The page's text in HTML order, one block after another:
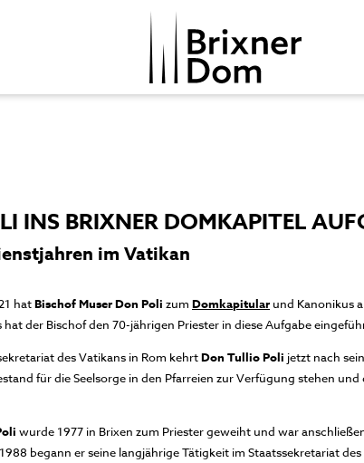
INS BRIXNER DOMKAPITEL
im Vatikan
hatBischof Muser Don Poli zum Domkapitular und Kanonikus
der Bischof den 70-jährigen Priester in diese Aufgabe
des Vatikans in Rom kehrtDon Tullio Poli jetzt nach
für die Seelsorge in den Pfarreien zur Verfügung stehen
wurde 1977 in Brixen zum Priester geweiht und war
begann er seine langjährige Tätigkeit im Staatssekretariat